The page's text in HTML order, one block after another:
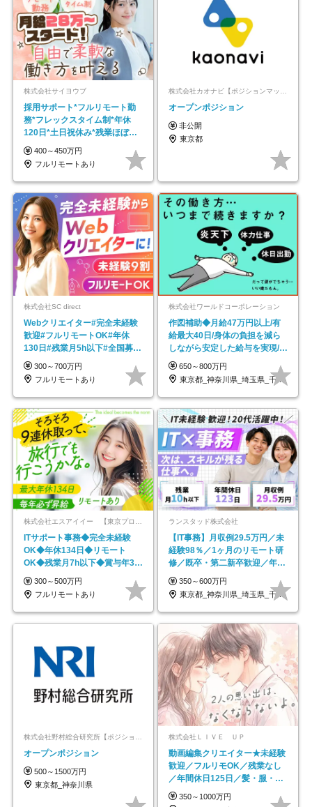
株式会社サイヨウブ
採用サポート*フルリモート勤
務*フレックスタイム制*年休
120日*土日祝休み*残業ほぼな
し*育児中社員8割以上
400～450万円
フルリモートあり
株式会社カオナビ【ポジションマッチ登録】
オープンポジション
非公開
東京都
株式会社SC direct
Webクリエイター#完全未経験
歓迎#フルリモートOK#年休
130日#残業月5h以下#全国募集
#最大1年の研修
300～700万円
フルリモートあり
株式会社ワールドコーポレーション
作図補助◆月給47万円以上/有
給最大40日/身体の負担を減ら
しながら安定した給与を実現/転
勤なし/p10
650～800万円
東京都_神奈川県_埼玉県_千葉県_大阪府…
株式会社エスアイイー 【東京プロマーケット上場】
ITサポート事務◆完全未経験
OK◆年休134日◆リモート
OK◆残業月7h以下◆賞与年3回
◆5年目まで必ず昇給
300～500万円
フルリモートあり
ランスタッド株式会社
【IT事務】月収例29.5万円／未
経験98％／1ヶ月のリモート研
修／既卒・第二新卒歓迎／年間
休日123日/OW
350～600万円
東京都_神奈川県_埼玉県_千葉県_大阪府…
オープンポジション
500～1500万円
東京都_神奈川県
株式会社ＬＩＶＥ ＵＰ
動画編集クリエイター★未経験
歓迎／フルリモOK／残業なし
／年間休日125日／髪・服・ネ
イル自由／研修充実で安心
350～1000万円